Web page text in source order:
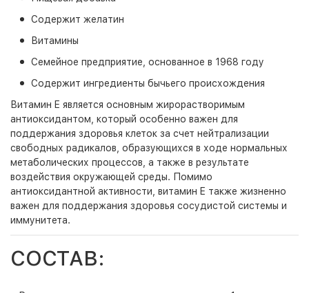
Cодержит желатин
Витамины
Семейное предприятие, основанное в 1968 году
Содержит ингредиенты бычьего происхождения
Витамин E является основным жирорастворимым
антиоксидантом, который особенно важен для
поддержания здоровья клеток за счет нейтрализации
свободных радикалов, образующихся в ходе нормальных
метаболических процессов, а также в результате
воздействия окружающей среды. Помимо
антиоксидантной активности, витамин E также жизненно
важен для поддержания здоровья сосудистой системы и
иммунитета.
СОСТАВ: